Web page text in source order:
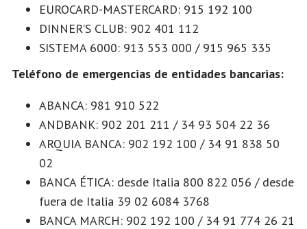
EUROCARD-MASTERCARD: 915 192 100
DINNER’S CLUB: 902 401 112
SISTEMA 6000: 913 553 000 / 915 965 335
Teléfono de emergencias de entidades bancarias:
ABANCA: 981 910 522
ANDBANK: 902 201 211 / 34 93 504 22 36
ARQUIA BANCA: 902 192 100 / 34 91 838 50
02
BANCA ÉTICA: desde Italia 800 822 056 / desde
fuera de Italia 39 02 6084 3768
BANCA MARCH: 902 192 100 / 34 91 774 26 21